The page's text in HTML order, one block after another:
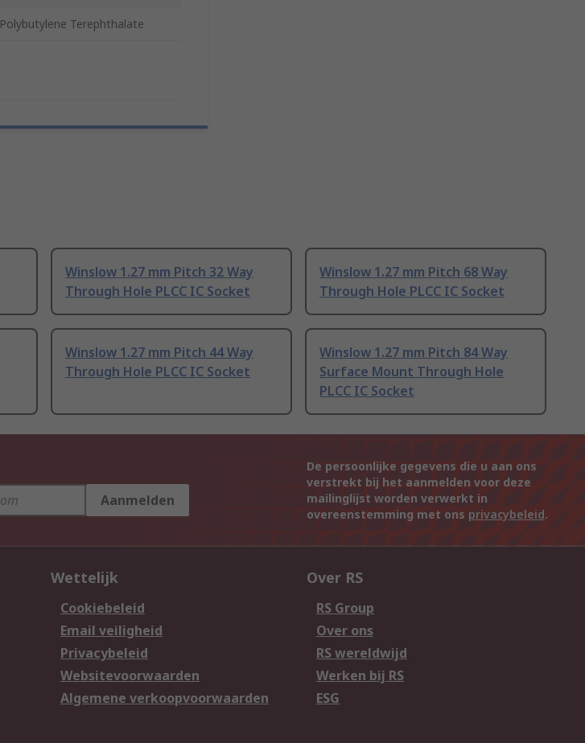
Polybutylene Terephthalate
Winslow 1.27 mm Pitch 32 Way
Through Hole PLCC IC Socket
Winslow 1.27 mm Pitch 68 Way
Through Hole PLCC IC Socket
Winslow 1.27 mm Pitch 44 Way
Through Hole PLCC IC Socket
Winslow 1.27 mm Pitch 84 Way
Surface Mount Through Hole
PLCC IC Socket
Aanmelden
De persoonlijke gegevens die u aan ons
verstrekt bij het aanmelden voor deze
mailinglijst worden verwerkt in
overeenstemming met ons privacybeleid.
Wettelijk
Cookiebeleid
Email veiligheid
Privacybeleid
Websitevoorwaarden
Algemene verkoopvoorwaarden
Over RS
RS Group
Over ons
RS wereldwijd
Werken bij RS
ESG